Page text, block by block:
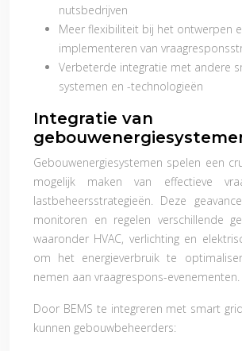
nutsbedrijven
Meer flexibiliteit bij het ontwerpen
implementeren van
Verbeterde integratie met andere
systemen en -technologieën
Integratie van
Gebouwenergiesystemen spelen een
mogelijk maken van effectieve
lastbeheersstrategieën. Deze
monitoren en regelen verschillende
waaronder HVAC, verlichting en
om het energieverbruik te
nemen aan vraagrespons-evenementen.
Door BEMS te integreren met smart
kunnen gebouwbeheerders: